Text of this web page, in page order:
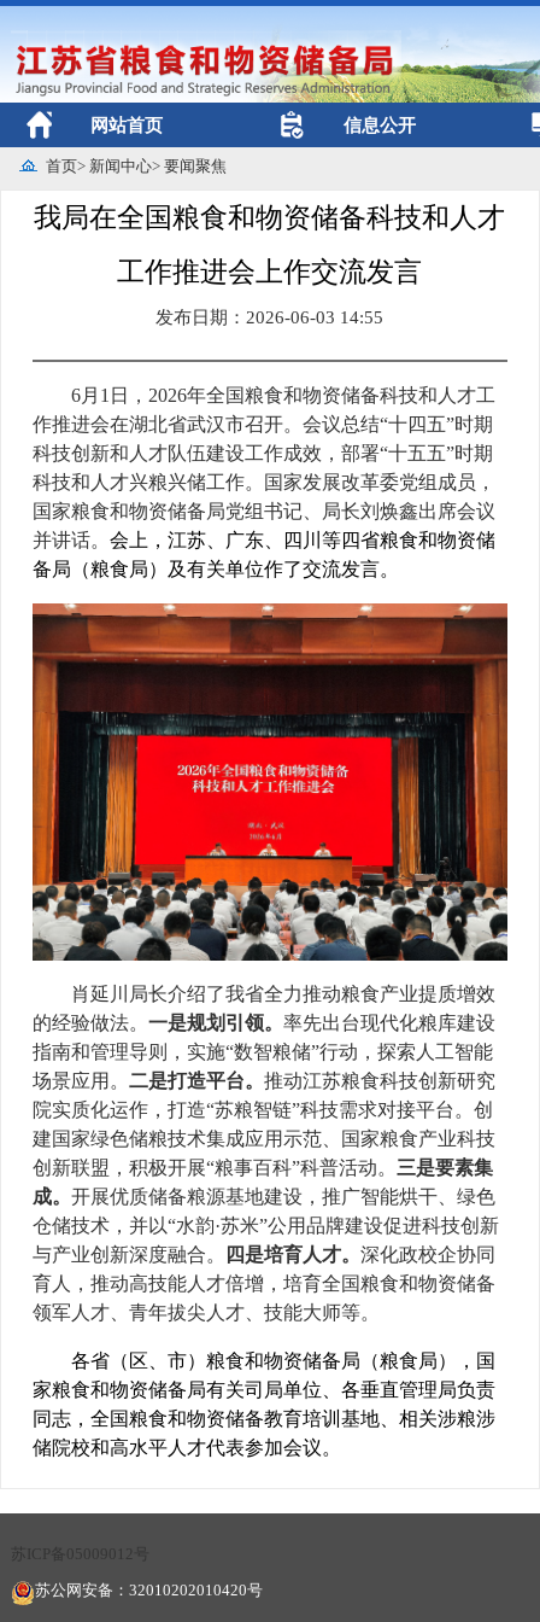
网站首页 信息公开
首页> 新闻中心> 要闻聚焦
我局在全国粮食和物资储备科技和人才
工作推进会上作交流发言
发布日期：2026-06-03 14:55
6月1日，2026年全国粮食和物资储备科技和人才工
作推进会在湖北省武汉市召开。会议总结“十四五”时期
科技创新和人才队伍建设工作成效，部署“十五五”时期
科技和人才兴粮兴储工作。国家发展改革委党组成员，
国家粮食和物资储备局党组书记、局长刘焕鑫出席会议
并讲话。 会上，江苏、广东、四川等四省粮食和物资储
备局（粮食局）
及有关单位作了交流发言。
肖延川局长介绍了我省全力推动粮食产业提质增效
的经验做法。 一是规划引领。 率先出台现代化粮库建设
指南和管理导则，实施“数智粮储”行动，探索人工智能
场景应用。 二是打造平台。 推动江苏粮食科技创新研究
院实质化运作，打造“苏粮智链”科技需求对接平台。创
建国家绿色储粮技术集成应用示范、国家粮食产业科技
创新联盟，积极开展“粮事百科”科普活动。 三是要素集
成。 开展优质储备粮源基地建设，推广智能烘干、绿色
仓储技术，并以“水韵·苏米”公用品牌建设促进科技创新
与产业创新深度融合。
四是培育人才。 深化政校企协同
育人，推动高技能人才倍增，培育全国粮食和物资储备
领军人才、青年拔尖人才、技能大师等。
各省（区、市）粮食和物资储备局（粮食局），国
家粮食和物资储备局有关司局单位、各垂直管理局负责
同志，全国粮食和物资储备教育培训基地、相关涉粮涉
储院校和高水平人才代表参加会议。
苏ICP备05009012号
苏公网安备：32010202010420号